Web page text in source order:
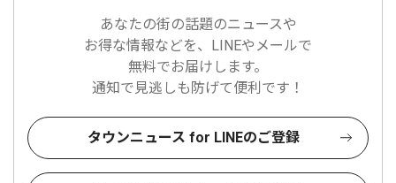
あなたの街の話題のニュースや
お得な情報などを、LINEやメールで
無料でお届けします。
通知で見逃しも防げて便利です！
タウンニュース for LINEのご登録